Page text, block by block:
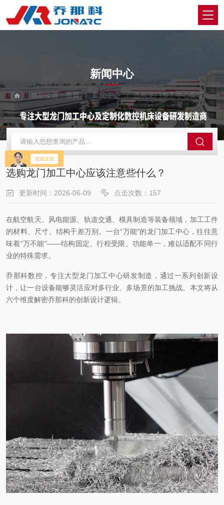
NEWS
新闻中心
当前位置：首页 新闻中心 选购龙门加工中心应该注意些什么？
选购龙门加工中心应该注意些什么？
更新时间：2026-06-09 点击次数：157
在航空航天、风电能源、轨道交通、模具制造等装备领域，加工工件
的材料、尺寸、结构千差万别。一台“万能"的龙门加工中心，往往意
味着“万不能"——结构固定、行程受限、功能单一，难以适配不同行
业的特殊需求。
乔那科数控， 专注大型龙门加工中心研发制造，通过一系列创新设
计，让一台设备能够灵活应对多行业、多场景的加工挑战。本文将从
六个维度解密乔那科的创新设计逻辑。